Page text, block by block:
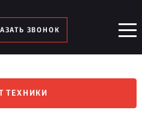
ЗВОНОК
ТЕХНИКИ